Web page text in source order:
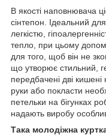
В якості наповнювача
сінтепон. Ідеальний
легкістю,
тепло, при цьому
для того, щоб він не
що утворює стильний,
передбачені дві кишені
руки або покласти
петельки на бігунках
надають виробу
Така молодіжна